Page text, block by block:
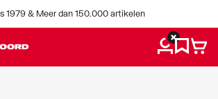
1979 & Meer dan 150.000 artikelen